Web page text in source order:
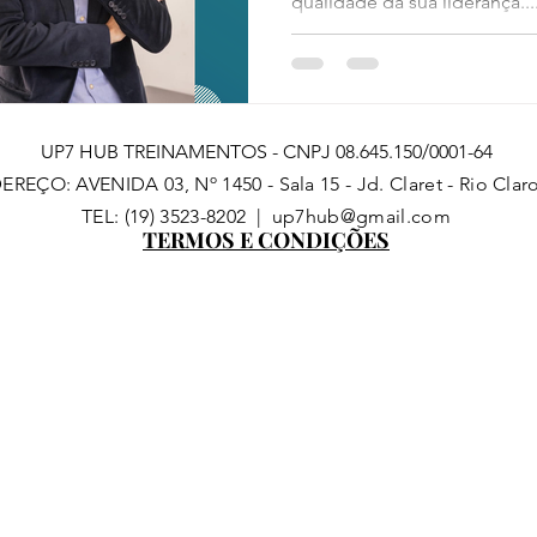
UP7 HUB TREINAMENTOS - CNPJ 08.645.150/0001-64
AVENIDA 03, Nº 1450 - Sala 15 - Jd. Claret - Rio
TEL: (19) 3523-8202 | up7hub@gmail.com
TERMOS E CONDIÇÕES